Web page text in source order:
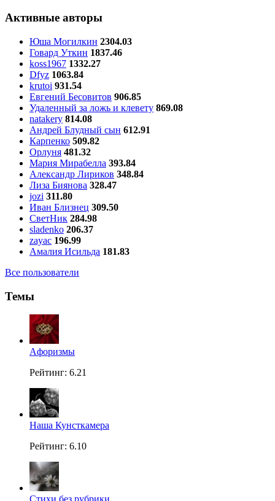
Активные авторы
Юша Могилкин 2304.03
Говард Уткин 1837.46
koss1967 1332.27
Dfyz 1063.84
krutoi 931.54
Евгений Бесовитов 906.85
Удаленный за ложь и клевету 869.08
natakery 814.08
Андрей Блудный сын 612.91
Карпенко 509.82
Орлуня 481.32
Мария Мирабелла 393.84
Александр Лириков 348.84
Лиза Биянова 328.47
jozi 311.80
Иван Близнец 309.50
СветНик 284.98
sladenko 206.37
zayac 196.99
Амалия Исильда 181.83
Все пользователи
Темы
Aфоризмы
Рейтинг: 6.21
Наша Кунсткамера
Рейтинг: 6.10